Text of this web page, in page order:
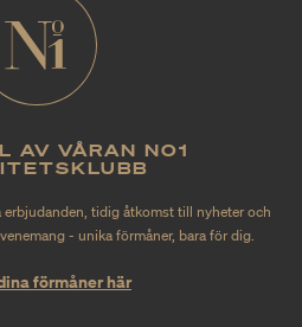
AV VÅRAN NO1
tidig åtkomst till nyheter och
- unika förmåner, bara för dig.
förmåner här